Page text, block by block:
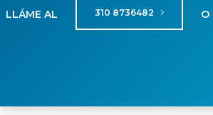
LLÁME AL 310 8736482 O